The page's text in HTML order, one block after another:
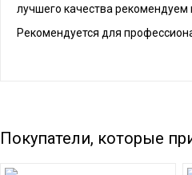
лучшего качества
Рекомендуется для
Покупатели, которые